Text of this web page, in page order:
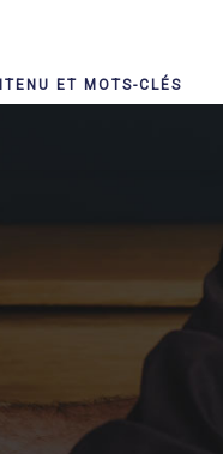
ET MOTS-CLÉS